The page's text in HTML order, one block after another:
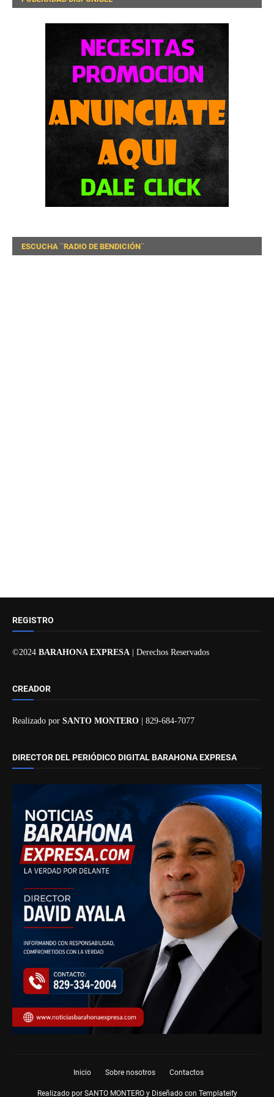
ESCUCHA ¨RADIO DE BENDICIÓN¨
REGISTRO
©2024 BARAHONA EXPRESA | Derechos Reservados
CREADOR
Realizado por SANTO MONTERO | 829-684-7077
DIRECTOR DEL PERIÓDICO DIGITAL BARAHONA EXPRESA
Inicio Sobre nosotros Contactos
Realizado por SANTO MONTERO y Diseñado con Templateify